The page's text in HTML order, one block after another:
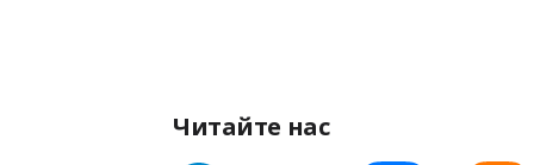
Читайте нас